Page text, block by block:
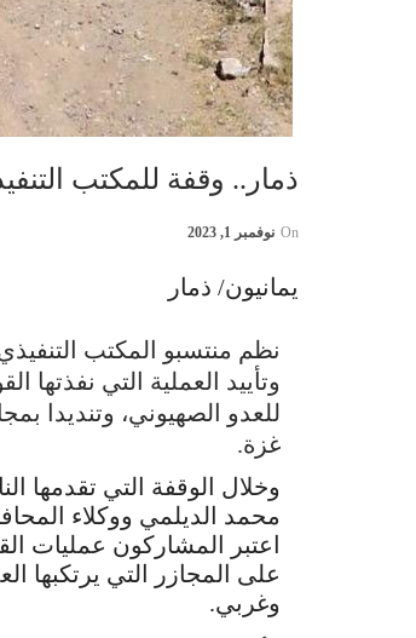
ذمار.. وقفة للمكتب
On نوفمبر 1, 2023
يمانيون/ ذمار
نظم منتسبو المكتب
وتأييد العملية التي
للعدو الصهيوني، وتنديدا
غزة.
وخلال الوقفة التي تقدمها
محمد الديلمي ووكلاء
اعتبر المشاركون عمليات
على المجازر التي يرتكبها
وغربي.